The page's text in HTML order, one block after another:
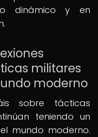
dinámico y en
militares
moderno
sobre tácticas
teniendo un
mundo moderno.